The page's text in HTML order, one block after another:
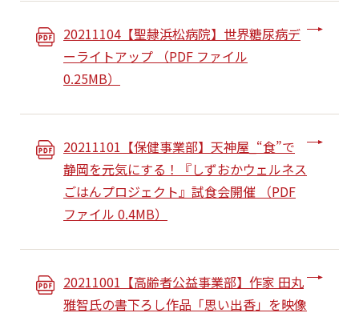
20211104【聖隷浜松病院】世界糖尿病デ
ーライトアップ （PDF ファイル
0.25MB）
20211101【保健事業部】天神屋_“食”で
静岡を元気にする！『しずおかウェルネス
ごはんプロジェクト』試食会開催 （PDF
ファイル 0.4MB）
20211001【高齢者公益事業部】作家 田丸
雅智氏の書下ろし作品「思い出香」を映像